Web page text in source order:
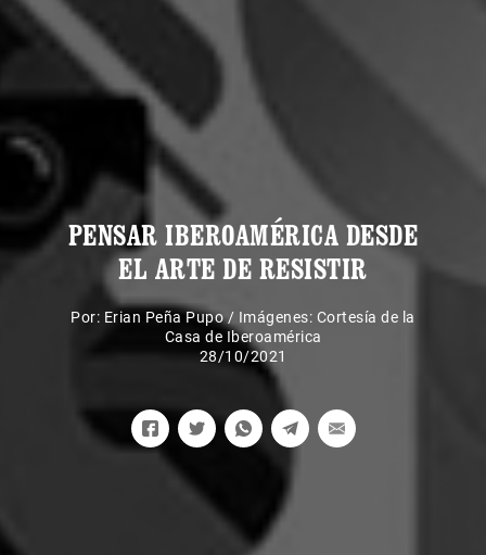
PENSAR IBEROAMÉRICA DESDE
EL ARTE DE RESISTIR
Por: Erian Peña Pupo / Imágenes: Cortesía de la
Casa de Iberoamérica
28/10/2021